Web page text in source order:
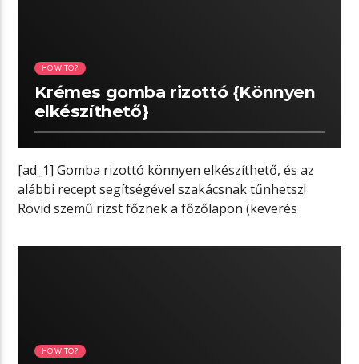
HOW TO?
Krémes gomba rizottó {Könnyen
elkészíthető}
[ad_1] Gomba rizottó könnyen elkészíthető, és az
alábbi recept segítségével szakácsnak tűnhetsz!
Rövid szemű rizst főznek a főzőlapon (keverés
HOW TO?